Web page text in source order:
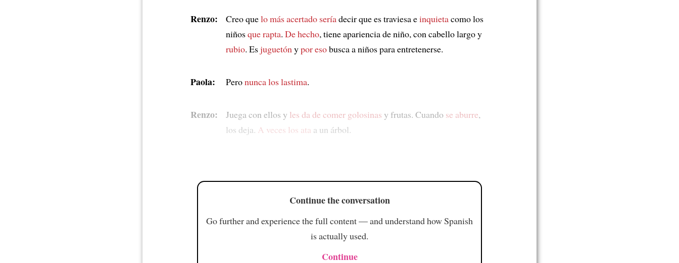
Renzo: Creo quelo más acertado seríadecir que es traviesa einquietacomo los
niñosque rapta. De hecho, tiene apariencia de niño, con cabello largo y
rubio. Esjuguetón ypor esobusca a niños para entretenerse.
Paola: Peronunca los lastima.
Renzo: Juega con ellos y les da de comer golosinas y frutas. Cuando se aburre,
los deja. A veces los ata a un árbol.
Continue the conversation
Go further and experience the full content — and understand how Spanish
is actually used.
Continue